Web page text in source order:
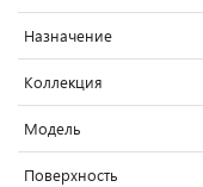
Назначение
Коллекция
Модель
Поверхность